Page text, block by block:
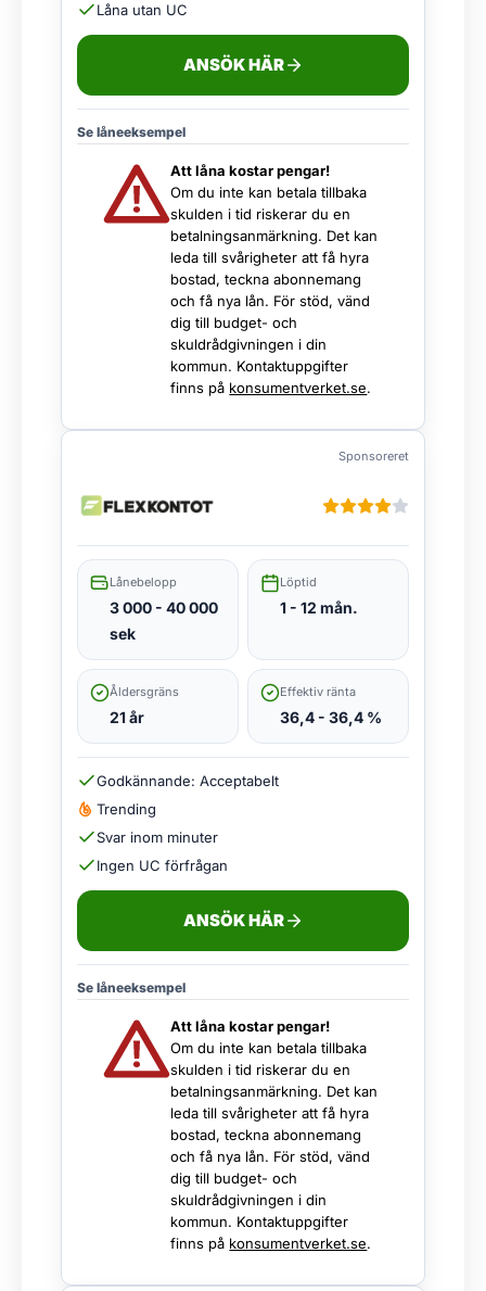
Låna utan UC
ANSÖK HÄR
Se låneeksempel
Att låna kostar pengar!
Om du inte kan betala tillbaka
skulden i tid riskerar du en
betalningsanmärkning. Det kan
leda till svårigheter att få hyra
bostad, teckna abonnemang
och få nya lån. För stöd, vänd
dig till budget- och
skuldrådgivningen i din
kommun. Kontaktuppgifter
finns på konsumentverket.se.
Sponsoreret
Lånebelopp
3 000 - 40 000
sek
Löptid
1 - 12 mån.
Åldersgräns
21 år
Effektiv ränta
36,4 - 36,4 %
Godkännande: Acceptabelt
Trending
Svar inom minuter
Ingen UC förfrågan
ANSÖK HÄR
Se låneeksempel
Att låna kostar pengar!
Om du inte kan betala tillbaka
skulden i tid riskerar du en
betalningsanmärkning. Det kan
leda till svårigheter att få hyra
bostad, teckna abonnemang
och få nya lån. För stöd, vänd
dig till budget- och
skuldrådgivningen i din
kommun. Kontaktuppgifter
finns på konsumentverket.se.